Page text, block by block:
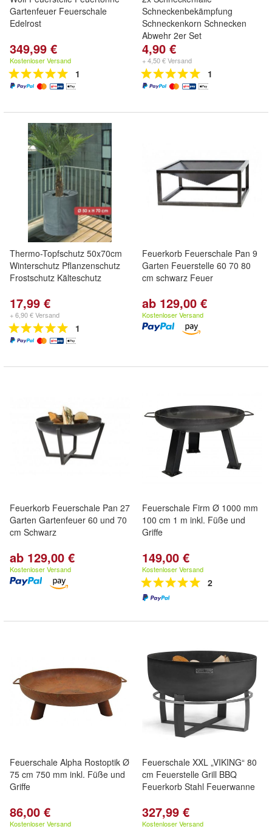
Gartenfeuer Feuerschale
Edelrost
349,99 €
Kostenloser Versand
1
Schneckenbekämpfung
Schneckenkorn Schnecken
Abwehr 2er Set
4,90 €
+ 4,50 € Versand
1
Thermo-Topfschutz 50x70cm
Winterschutz Pflanzenschutz
Frostschutz Kälteschutz
17,99 €
+ 6,90 € Versand
1
Feuerkorb Feuerschale Pan 9
Garten Feuerstelle 60 70 80
cm schwarz Feuer
ab 129,00 €
Kostenloser Versand
Feuerkorb Feuerschale Pan 27
Garten Gartenfeuer 60 und 70
cm Schwarz
ab 129,00 €
Kostenloser Versand
Feuerschale Firm Ø 1000 mm
100 cm 1 m inkl. Füße und
Griffe
149,00 €
Kostenloser Versand
2
Feuerschale Alpha Rostoptik Ø
75 cm 750 mm inkl. Füße und
Griffe
86,00 €
Kostenloser Versand
Feuerschale XXL „VIKING“ 80
cm Feuerstelle Grill BBQ
Feuerkorb Stahl Feuerwanne
327,99 €
Kostenloser Versand